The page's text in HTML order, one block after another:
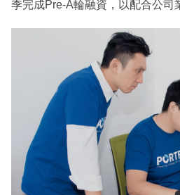
季完成Pre-A輪融資，以配合公司